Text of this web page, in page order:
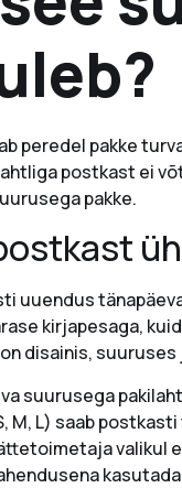
peredel pakke
postkast ei
pakke.
uuendus
kirjapesaga,
disainis,
suurusega
M, L) saab
valikul